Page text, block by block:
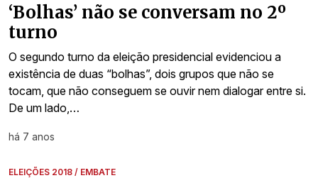
‘Bolhas’ não se conversam no 2º
turno
O segundo turno da eleição presidencial evidenciou a
existência de duas “bolhas”, dois grupos que não se
tocam, que não conseguem se ouvir nem dialogar entre si.
De um lado,…
há 7 anos
ELEIÇÕES 2018 / EMBATE